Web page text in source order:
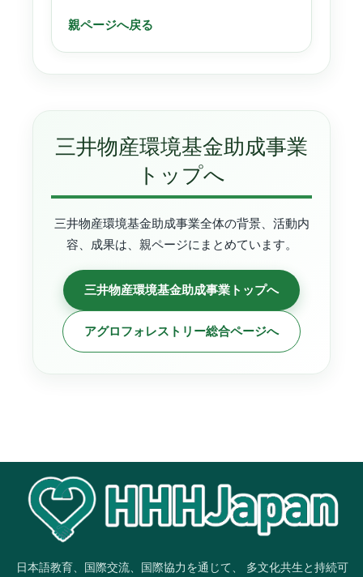
親ページへ戻る
三井物産環境基金助成事業
トップへ
三井物産環境基金助成事業全体の背景、活動内
容、成果は、親ページにまとめています。
三井物産環境基金助成事業トップへ
アグロフォレストリー総合ページへ
日本語教育、国際交流、国際協力を通じて、 多文化共生と持続可